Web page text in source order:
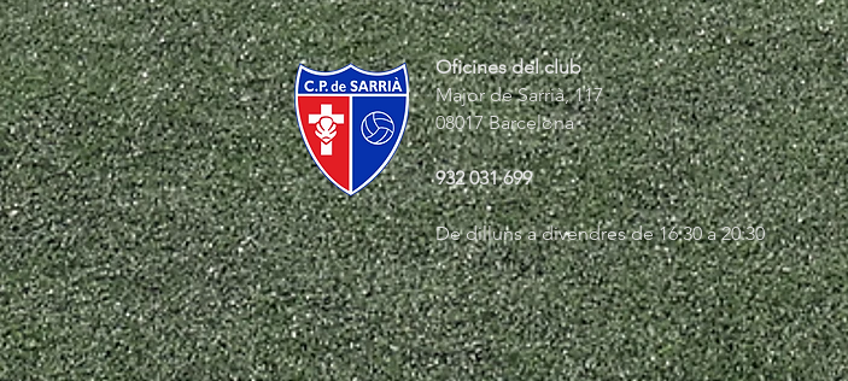
Oficines del club
Major de Sarrià, 117​
08017 Barcelona
932 031 699
De dilluns a divendres de 16:30 a 20:30